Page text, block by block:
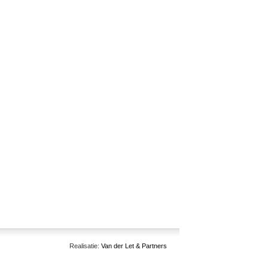
Realisatie:Van der Let & Partners